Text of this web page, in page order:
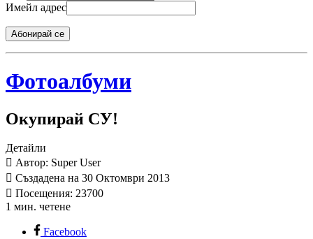
Имейл адрес
Абонирай се
Фотоалбуми
Окупирай СУ!
Детайли
Автор: Super User
Създадена на 30 Октомври 2013
Посещения: 23700
1 мин. четене
Facebook